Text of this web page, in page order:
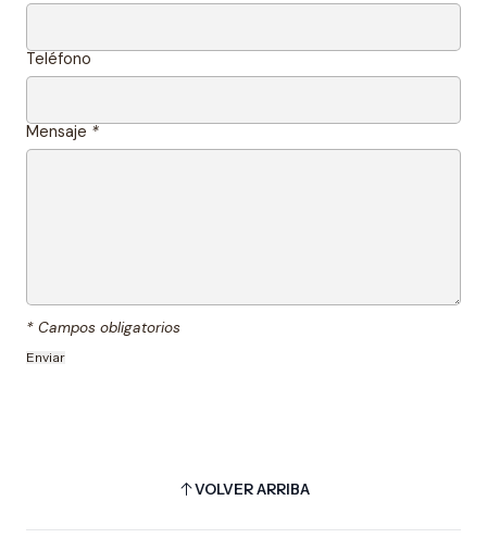
Teléfono
Mensaje *
* Campos obligatorios
VOLVER ARRIBA